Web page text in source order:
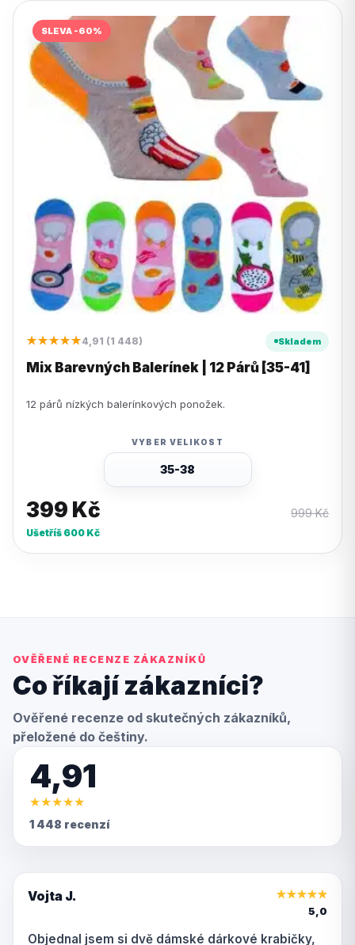
SLEVA -60%
★★★★★4,91 (1 448) Skladem
Mix Barevných Balerínek | 12 Párů [35-41]
12 párů nízkých balerínkových ponožek.
VYBER VELIKOST
35-38
399 Kč 999Kč
Ušetříš 600 Kč
OVĚŘENÉ RECENZE ZÁKAZNÍKŮ
Co říkají zákazníci?
Ověřené recenze od skutečných zákazníků,
přeložené do češtiny.
4,91
★★★★★
1 448 recenzí
Vojta J. ★★★★★
5,0
Objednal jsem si dvě dámské dárkové krabičky,